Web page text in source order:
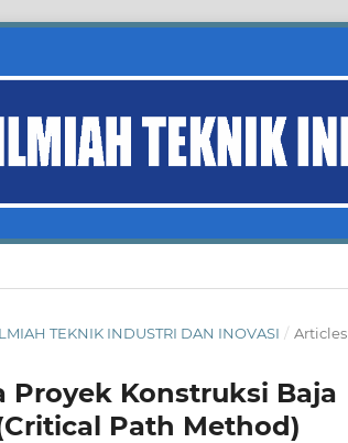
TEKNIK INDUSTRI DAN INOVASI / Articles
Konstruksi Baja
Path Method)